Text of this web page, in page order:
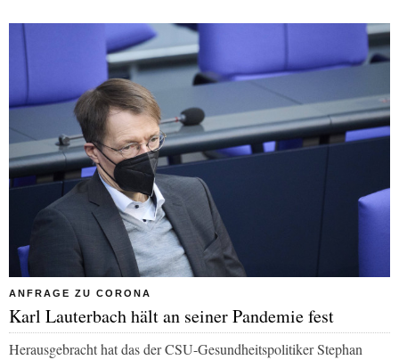
ANFRAGE ZU CORONA
Karl Lauterbach hält an seiner Pandemie fest
Herausgebracht hat das der CSU-Gesundheitspolitiker Stephan